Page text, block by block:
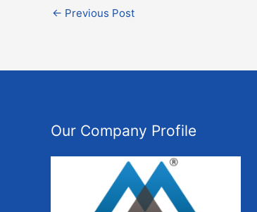
← Previous Post
Our Company Profile